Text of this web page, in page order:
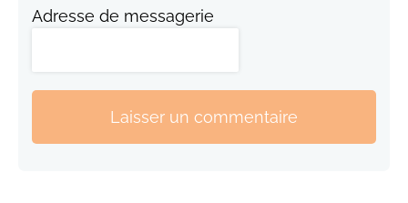
Adresse de messagerie
Laisser un commentaire